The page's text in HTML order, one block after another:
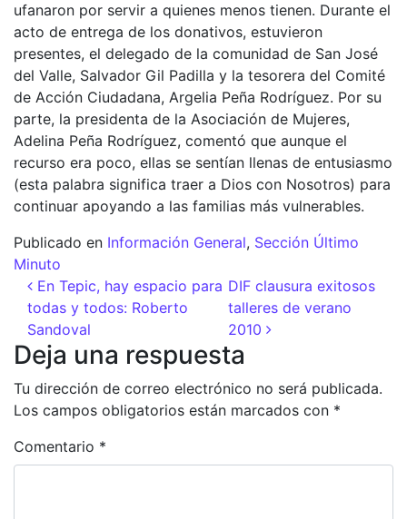
ufanaron por servir a quienes menos tienen. Durante el
acto de entrega de los donativos, estuvieron
presentes, el delegado de la comunidad de San José
del Valle, Salvador Gil Padilla y la tesorera del Comité
de Acción Ciudadana, Argelia Peña Rodríguez. Por su
parte, la presidenta de la Asociación de Mujeres,
Adelina Peña Rodríguez, comentó que aunque el
recurso era poco, ellas se sentían llenas de entusiasmo
(esta palabra significa traer a Dios con Nosotros) para
continuar apoyando a las familias más vulnerables.
Publicado en Información General, Sección Último
Minuto
Navegación de entradas
En Tepic, hay espacio para
todas y todos: Roberto
Sandoval
DIF clausura exitosos
talleres de verano
2010
Deja una respuesta
Tu dirección de correo electrónico no será publicada.
Los campos obligatorios están marcados con *
Comentario *